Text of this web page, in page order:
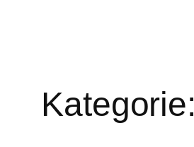
Kategorie: